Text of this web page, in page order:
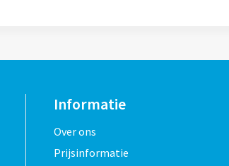
Informatie
Over ons
Prijsinformatie